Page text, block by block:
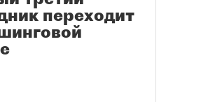
переходит